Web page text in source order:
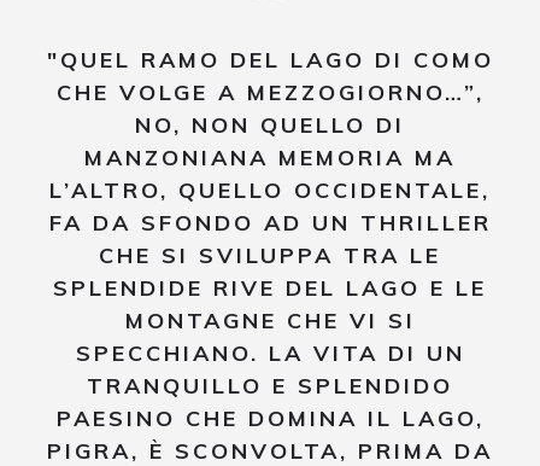
"QUEL RAMO DEL LAGO DI COMO
CHE VOLGE A MEZZOGIORNO…”,
NO, NON QUELLO DI
MANZONIANA MEMORIA MA
L’ALTRO, QUELLO OCCIDENTALE,
FA DA SFONDO AD UN THRILLER
CHE SI SVILUPPA TRA LE
SPLENDIDE RIVE DEL LAGO E LE
MONTAGNE CHE VI SI
SPECCHIANO. LA VITA DI UN
TRANQUILLO E SPLENDIDO
PAESINO CHE DOMINA IL LAGO,
PIGRA, È SCONVOLTA, PRIMA DA